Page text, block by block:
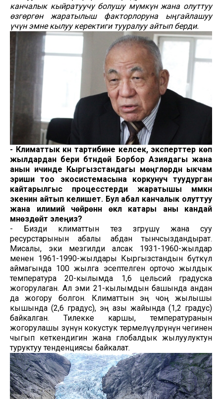
канчалык кыйратуучу болушу мүмкүн жана олуттуу
өзгөргөн жаратылыш факторлоруна ыңгайлашуу
үчүн эмне кылуу керектиги тууралуу айтып берди.
- Климаттык күн тартибине келсек, эксперттер көп
жылдардан бери бүтүндөй Борбор Азиядагы жана
анын ичинде Кыргызстандагы мөңгүлөрдүн ыкчам
эриши тоо экосистемасына коркунуч туудурган
кайтарылгыс процесстерди жаратышы мүмкүн
экенин айтып келишет. Бул абал канчалык олуттуу
жана илимий чөйрөнүн өкүлү катары аны кандай
мүнөздөйт элеңиз?
- Бизди климаттын тез өзгөрүшү жана суу
ресурстарынын абалы абдан тынчсыздандырат.
Мисалы, эки мезгилди алсак 1931-1960-жылдар
менен 1961-1990-жылдары Кыргызстандын бүткүл
аймагында 100 жылга эсептелген орточо жылдык
температура 20-кылымда 1,6 цельсий градуска
жогорулаган. Ал эми 21-кылымдын башында андан
да жогору болгон. Климаттын эң чоң жылышы
кышында (2,6 градус), эң азы жайында (1,2 градус)
байкалган. Тилекке каршы, температуранын
жогорулашы өзүнүн кокустук термелүүлөрүнүн чегинен
чыгып кеткендигин жана глобалдык жылуулуктун
туруктуу тенденциясы байкалат.